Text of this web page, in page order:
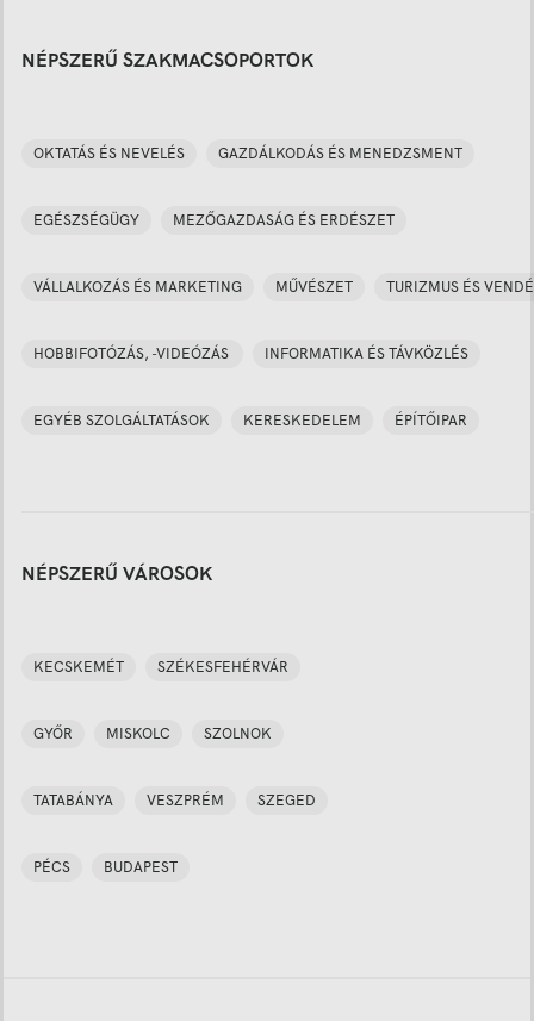
NÉPSZERŰ SZAKMACSOPORTOK
OKTATÁS ÉS NEVELÉS GAZDÁLKODÁS ÉS MENEDZSMENT
EGÉSZSÉGÜGY MEZŐGAZDASÁG ÉS ERDÉSZET
VÁLLALKOZÁS ÉS MARKETING MŰVÉSZET TURIZMUS ÉS
HOBBIFOTÓZÁS, -VIDEÓZÁS INFORMATIKA ÉS TÁVKÖZLÉS
EGYÉB SZOLGÁLTATÁSOK KERESKEDELEM ÉPÍTŐIPAR
NÉPSZERŰ VÁROSOK
KECSKEMÉT SZÉKESFEHÉRVÁR
GYŐR MISKOLC SZOLNOK
TATABÁNYA VESZPRÉM SZEGED
PÉCS BUDAPEST